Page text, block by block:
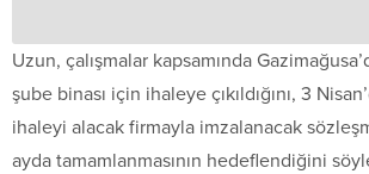
Uzun, çalışmalar kapsamında
şube binası için ihaleye çıkıldığını, 3
ihaleyi alacak firmayla imzalanacak
ayda tamamlanmasının hedeflendiğini